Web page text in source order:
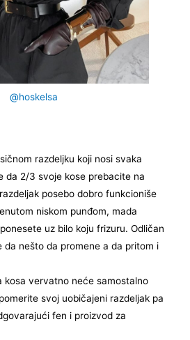
@hoskelsa
razdeljku koji nosi svaka
da 2/3 svoje kose prebacite na
posebo dobro funkcioniše
niskom punđom, mada
uz bilo koju frizuru. Odličan
da nešto da promene a da pritom i
kosa vervatno neće samostalno
svoj uobičajeni razdeljak pa
fen i proizvod za